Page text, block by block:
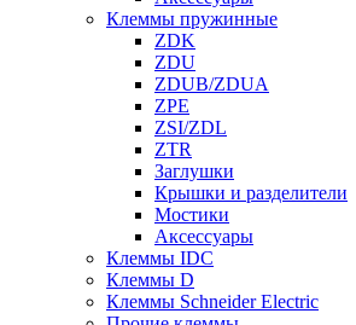
Клеммы пружинные
ZDK
ZDU
ZDUB/ZDUA
ZPE
ZSI/ZDL
ZTR
Заглушки
Крышки и разделители
Мостики
Аксессуары
Клеммы IDC
Клеммы D
Клеммы Schneider Electric